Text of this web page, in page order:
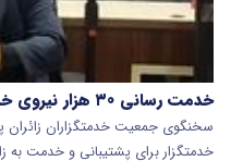
خدمت رسانی ۳۰ هزار نیروی خدمتگزار به زائران پیاده رضوی
خدمتگزار برای پشتیبانی و خدمت به